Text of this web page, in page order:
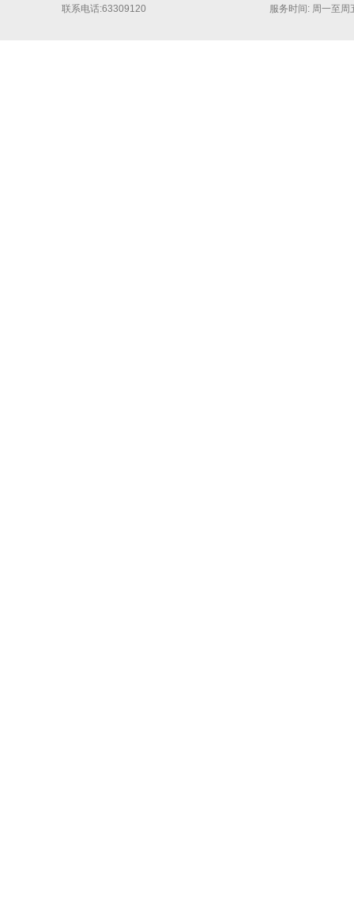
联系电话:63309120 服务时间: 周一至